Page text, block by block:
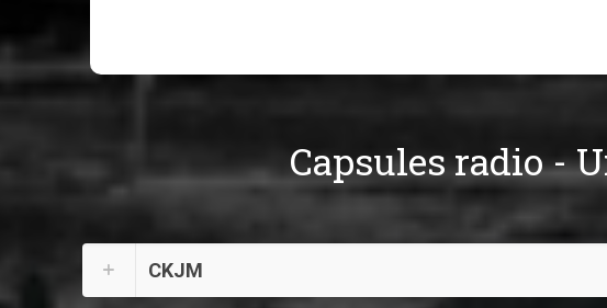
Capsules radio -
CKJM